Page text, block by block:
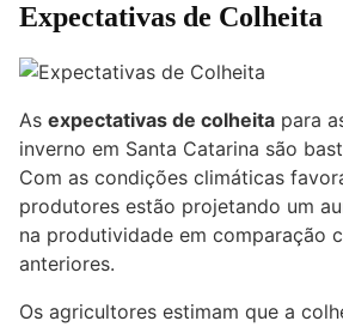
Expectativas de Colheita
As expectativas de colheita para
inverno em Santa Catarina são
Com as condições climáticas
produtores estão projetando um
na produtividade em comparação
anteriores.
Os agricultores estimam que a